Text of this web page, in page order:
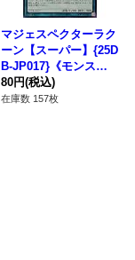
マジェスペクターラク
ーン【スーパー】{25D
B-JP017}《モンスタ
ー》
80円(税込)
在庫数 157枚